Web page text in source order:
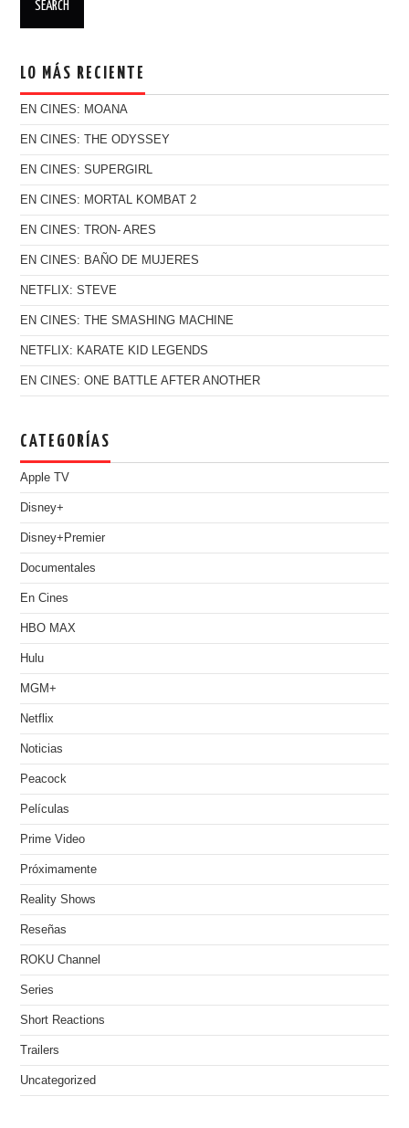
LO MÁS RECIENTE
EN CINES: MOANA
EN CINES: THE ODYSSEY
EN CINES: SUPERGIRL
EN CINES: MORTAL KOMBAT 2
EN CINES: TRON- ARES
EN CINES: BAÑO DE MUJERES
NETFLIX: STEVE
EN CINES: THE SMASHING MACHINE
NETFLIX: KARATE KID LEGENDS
EN CINES: ONE BATTLE AFTER ANOTHER
CATEGORÍAS
Apple TV
Disney+
Disney+Premier
Documentales
En Cines
HBO MAX
Hulu
MGM+
Netflix
Noticias
Peacock
Películas
Prime Video
Próximamente
Reality Shows
Reseñas
ROKU Channel
Series
Short Reactions
Trailers
Uncategorized